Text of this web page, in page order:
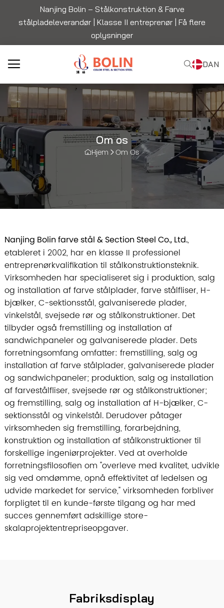
Nanjing Bolin – Stålkonstruktion & Farve
stålpladeleverandør | Klasse II entreprenør | Få flere
oplysninger
DAN
Om os
Hjem Om Os
Nanjing Bolin farve stål & Section Steel Co., Ltd.,
etableret i 2002, har en klasse II professionel
entreprenørkvalifikation til stålkonstruktionsteknik.
Virksomheden har specialiseret sig i produktion, salg
og installation af farve stålplader, farve stålfliser, H-
bjælker, C-sektionsstål, galvaniserede plader,
vinkelstål, svejsede rør og stålkonstruktioner. Det
tilbyder også fremstilling og installation af
sandwichpaneler og galvaniserede plader. Dets
forretningsomfang omfatter: fremstilling, salg og
installation af farve stålplader, galvaniserede plader
og sandwichpaneler; produktion, salg og installation
af farvestålfliser, svejsede rør og stålkonstruktioner;
og fremstilling, salg og installation af H-bjælker, C-
sektionsstål og vinkelstål. Derudover påtager
virksomheden sig fremstilling, forarbejdning,
konstruktion og installation af stålkonstruktioner til
forskellige ingeniørprojekter. Ved at overholde
forretningsfilosofien om "overleve med kvalitet, udvikle
sig ved omdømme, opnå effektivitet af ledelsen og
udvide markedet for service," virksomheden forbliver
forpligtet til en kunde-første tilgang og har med
succes gennemført adskillige store-
skalaprojektentrepriseopgaver.
Fabriksdisplay